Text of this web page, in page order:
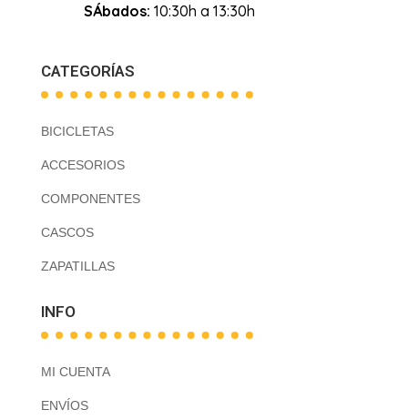
SÁbados: 10:30h a 13:30h
CATEGORÍAS
BICICLETAS
ACCESORIOS
COMPONENTES
CASCOS
ZAPATILLAS
INFO
MI CUENTA
ENVÍOS